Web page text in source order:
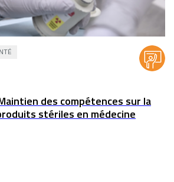
des compétences sur la
stériles en médecine